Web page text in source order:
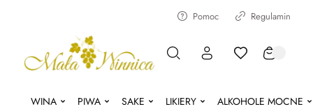
Pomoc Regulamin
WINA PIWA SAKE LIKIERY ALKOHOLE MOCNE